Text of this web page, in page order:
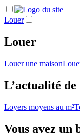
Louer
Louer
Louer une maison
L’actualité
Loyers moyens au m²
Vous avez un